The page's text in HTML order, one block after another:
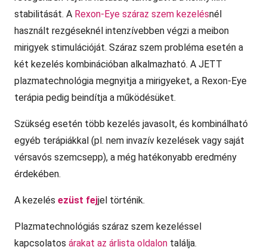
stabilitását. A Rexon-Eye száraz szem kezelésnél
használt rezgéseknél intenzívebben végzi a meibon
mirigyek stimulációját. Száraz szem probléma esetén a
két kezelés kombinációban alkalmazható. A JETT
plazmatechnológia megnyitja a mirigyeket, a Rexon-Eye
terápia pedig beindítja a működésüket.
Szükség esetén több kezelés javasolt, és kombinálható
egyéb terápiákkal (pl. nem invazív kezelések vagy saját
vérsavós szemcsepp), a még hatékonyabb eredmény
érdekében.
A kezelés ezüst fejjel történik.
Plazmatechnológiás száraz szem kezeléssel
kapcsolatos árakat az árlista oldalon találja.